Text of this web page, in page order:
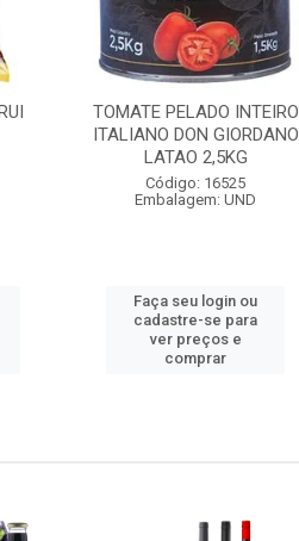
TOMATE PELADO INTEIRO
ITALIANO DON GIORDANO
LATAO 2,5KG
Código: 16525
Embalagem: UND
Faça seu login ou
cadastre-se para
ver preços e
comprar